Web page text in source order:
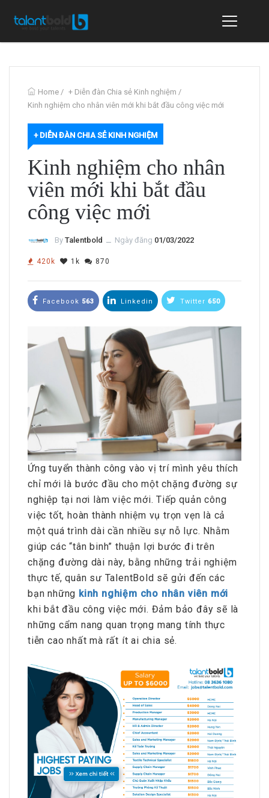
Home / + Diễn đàn Chia sẻ Kinh nghiệm /
Kinh nghiệm cho nhân viên mới khi bắt đầu công việc mới
+ DIỄN ĐÀN CHIA SẺ KINH NGHIỆM
Kinh nghiệm cho nhân
viên mới khi bắt đầu
công việc mới
By Talentbold ــ Ngày đăng 01/03/2022
420k 1k 870
Facebook 563 Linkedin Twitter 650
Ứng tuyển thành công vào vị trí mình yêu thích
chỉ mới là bước đầu cho một chặng đường sự
nghiệp tại nơi làm việc mới. Tiếp quản công
việc tốt, hoàn thành nhiệm vụ trọn vẹn là cả
một quá trình dài cần nhiều sự nỗ lực. Nhằm
giúp các “tân binh” thuận lợi bước đi trên
chặng đường dài này, bằng những trải nghiệm
thực tế, quân sư TalentBold sẽ gửi đến các
bạn những kinh nghiệm cho nhân viên mới
khi bắt đầu công việc mới. Đảm bảo đây sẽ là
những cẩm nang quan trọng mang tính thực
tiễn cao nhất mà rất ít ai chia sẻ.